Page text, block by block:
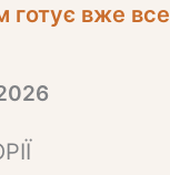
готує вже все